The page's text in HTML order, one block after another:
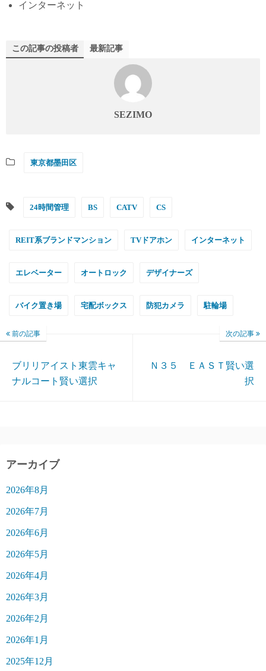
インターネット
この記事の投稿者 最新記事
SEZIMO
東京都墨田区
24時間管理 BS CATV CS
REIT系ブランドマンション TVドアホン インターネット
エレベーター オートロック デザイナーズ
バイク置き場 宅配ボックス 防犯カメラ 駐輪場
前の記事
ブリリアイスト東雲キャ
ナルコート賢い選択
次の記事
Ｎ３５ ＥＡＳＴ賢い選
択
アーカイブ
2026年8月
2026年7月
2026年6月
2026年5月
2026年4月
2026年3月
2026年2月
2026年1月
2025年12月